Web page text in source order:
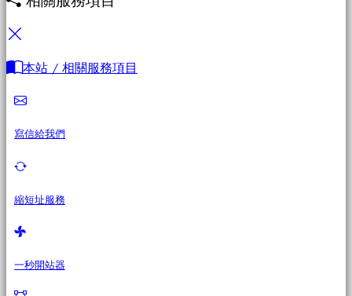
本站 / 相關服務項目
寫信給我們
縮短址服務
一秒開站器